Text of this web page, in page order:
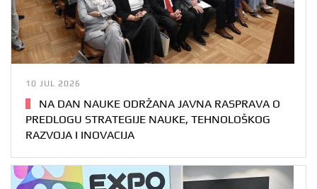
10 JUL 2026
NA DAN NAUKE ODRŽANA JAVNA RASPRAVA O
PREDLOGU STRATEGIJE NAUKE, TEHNOLOŠKOG
RAZVOJA I INOVACIJA